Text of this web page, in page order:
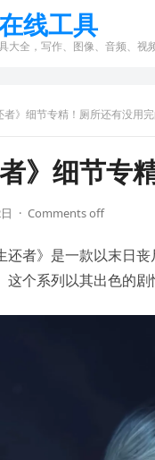
线工具
大全，写作、图像、音频、视
者》细节专精！厕所还有没用
》细节专
· Comments off
还者》是一款以末日
个系列以其出色的